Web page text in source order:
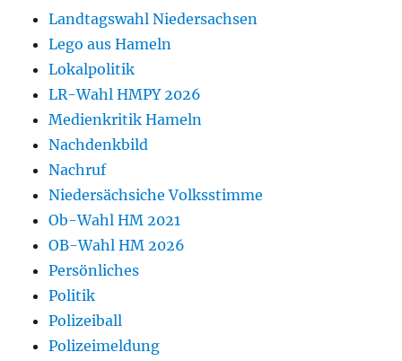
Landtagswahl Niedersachsen
Lego aus Hameln
Lokalpolitik
LR-Wahl HMPY 2026
Medienkritik Hameln
Nachdenkbild
Nachruf
Niedersächsiche Volksstimme
Ob-Wahl HM 2021
OB-Wahl HM 2026
Persönliches
Politik
Polizeiball
Polizeimeldung